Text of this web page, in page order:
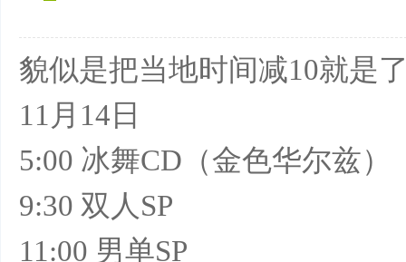
貌似是把当地时间减10就是
11月14日
5:00 冰舞CD（金色华尔兹）
9:30 双人SP
11:00 男单SP